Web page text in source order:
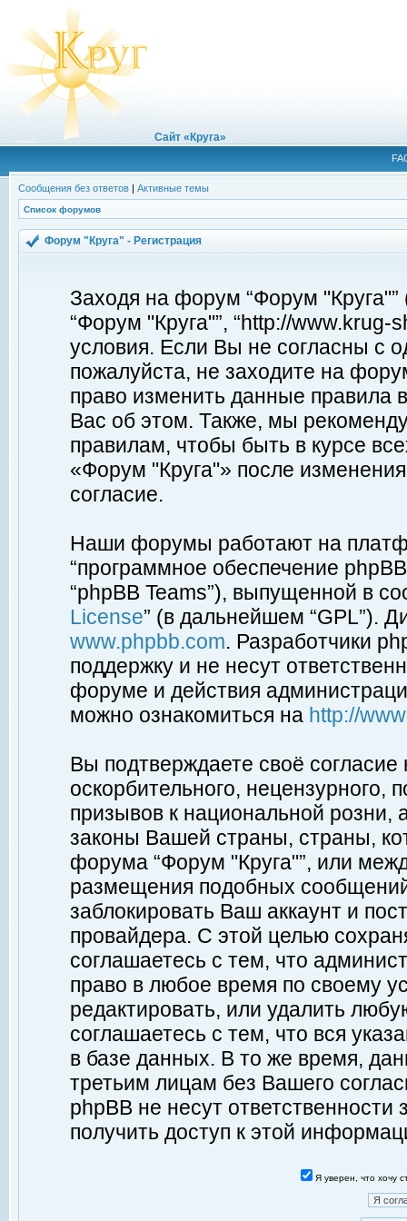
Сайт «Круга»
Сообщения без ответов | Активные темы
Список форумов
Форум "Круга" - Регистрация
Заходя на форум “Форум
“Форум "Круга"”, “http://
условия. Если Вы не согласны с
пожалуйста, не заходите на
право изменить данные правила
Вас об этом. Также, мы
правилам, чтобы быть в курсе
«Форум "Круга"» после
согласие.
Наши форумы работают на
“программное обеспечение
“phpBB Teams”), выпущенной в
License” (в дальнейшем “GPL”).
www.phpbb.com. Разработчики
поддержку и не несут
форуме и действия
можно ознакомиться на http://
Вы подтверждаете своё
оскорбительного, нецензурного,
призывов к национальной
законы Вашей страны, страны,
форума “Форум "Круга"”, или
размещения подобных
заблокировать Ваш аккаунт и
провайдера. С этой целью
соглашаетесь с тем, что
право в любое время по своему
редактировать, или удалить
соглашаетесь с тем, что вся
в базе данных. В то же время,
третьим лицам без Вашего
phpBB не несут ответственности
получить доступ к этой
Я уверен, что хочу